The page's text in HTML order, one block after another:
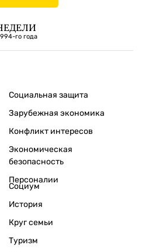
го года
Социальная защита
Зарубежная экономика
Конфликт интересов
Экономическая
безопасность
Персоналии
Социум
История
Круг семьи
Туризм